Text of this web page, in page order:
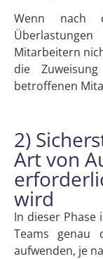
Wenn nach
Mitarbeitern
die
betroffenen
2)
Art von
wird
In dieser
Teams genau
aufwenden, je